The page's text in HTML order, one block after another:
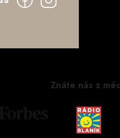
Znáte nás z